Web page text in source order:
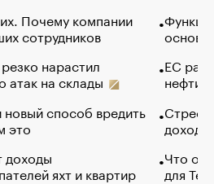
Почему компании
сотрудников
нарастил
атак на склады
способ вредить
это
доходы
яхт и квартир
основ
ЕС
нефти
Что
для